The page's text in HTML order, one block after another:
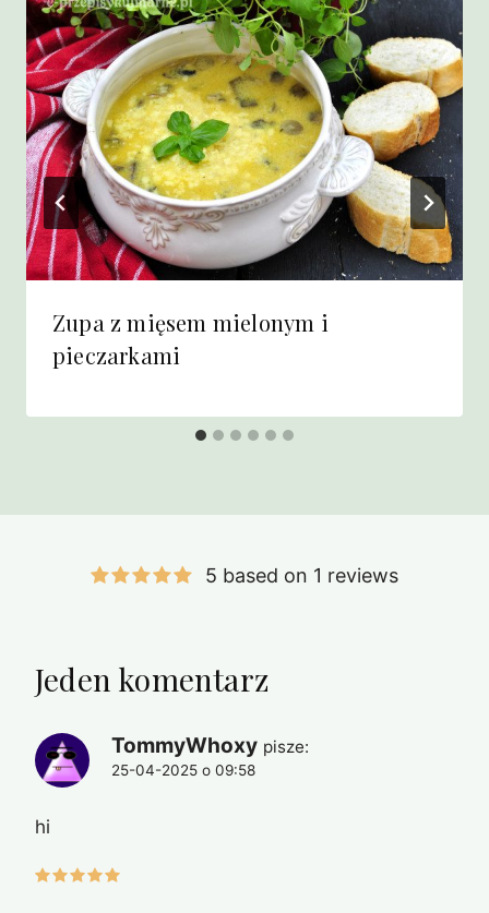
Zupa z mięsem mielonym i
pieczarkami
5 based on 1 reviews
Jeden komentarz
TommyWhoxy pisze:
25-04-2025 o 09:58
hi